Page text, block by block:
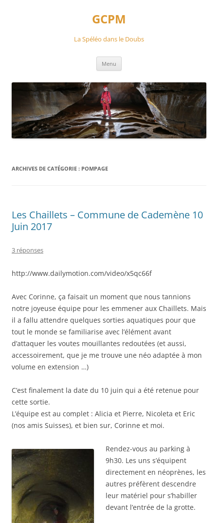
GCPM
La Spéléo dans le Doubs
Menu
ARCHIVES DE CATÉGORIE : POMPAGE
Les Chaillets – Commune de Cademène 10
Juin 2017
3 réponses
http://www.dailymotion.com/video/x5qc66f
Avec Corinne, ça faisait un moment que nous tannions
notre joyeuse équipe pour les emmener aux Chaillets. Mais
il a fallu attendre quelques sorties aquatiques pour que
tout le monde se familiarise avec l’élément avant
d’attaquer les voutes mouillantes redoutées (et aussi,
accessoirement, que je me trouve une néo adaptée à mon
volume en extension …)
C’est finalement la date du 10 juin qui a été retenue pour
cette sortie.
L’équipe est au complet : Alicia et Pierre, Nicoleta et Eric
(nos amis Suisses), et bien sur, Corinne et moi.
Rendez-vous au parking à
9h30. Les uns s’équipent
directement en néoprènes, les
autres préfèrent descendre
leur matériel pour s’habiller
devant l’entrée de la grotte.